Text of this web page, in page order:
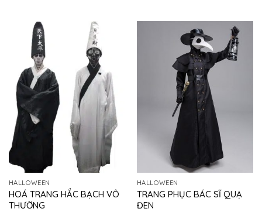
HALLOWEEN
HOÁ TRANG HẮC BẠCH VÔ
THƯỜNG
HALLOWEEN
TRANG PHỤC BÁC SĨ QUẠ
ĐEN